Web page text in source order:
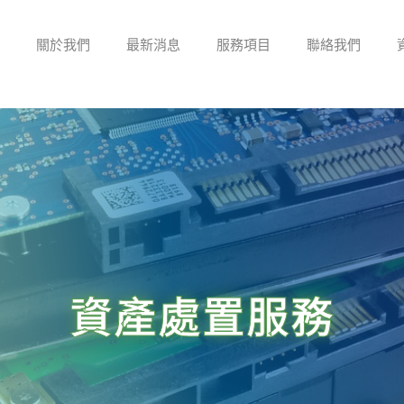
關於我們 最新消息 服務項目 聯絡我們
資產處置服務